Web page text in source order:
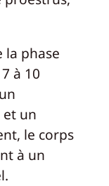
phase
à 10
un
le corps
à un